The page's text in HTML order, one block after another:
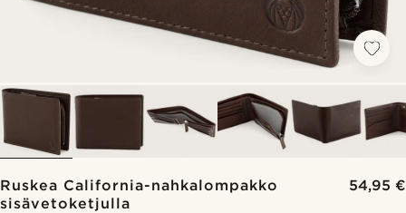
Ruskea California-nahkalompakko
sisävetoketjulla
54,95 €